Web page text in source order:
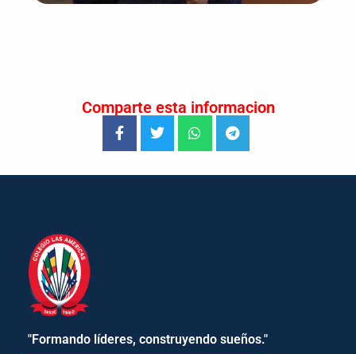
Comparte esta informacion
"Formando líderes, construyendo sueños."